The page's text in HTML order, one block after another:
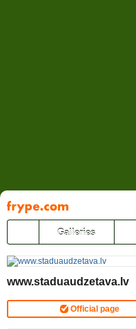
Pāriet
uz
saturu
Galleries
www.staduaudzetava.lv
Official page